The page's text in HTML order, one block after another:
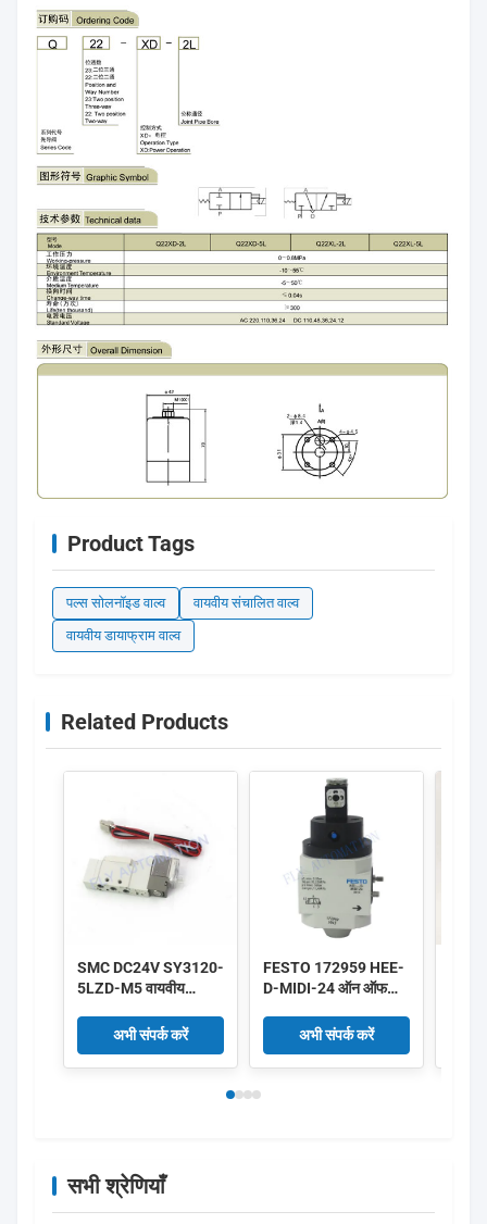
Product Tags
पल्स सोलनॉइड वाल्व
वायवीय संचालित वाल्व
वायवीय डायाफ्राम वाल्व
Related Products
SMC DC24V SY3120-
5LZD-M5 वायवीय
0.35W 5/2 रास्ता
अभी संपर्क करें
FESTO 172959 HEE-
D-MIDI-24 ऑन ऑफ
मिनी-24अभी संपर्क करें
सभी श्रेणियाँ